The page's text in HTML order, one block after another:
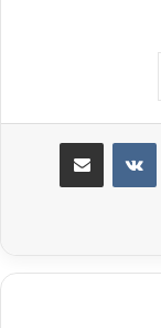
مشاركة عبر البريد